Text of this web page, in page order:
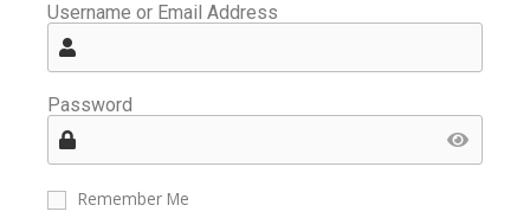
Username or Email Address
Password
Remember Me